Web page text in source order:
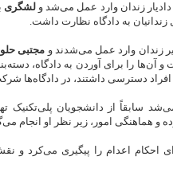
زندان وارد عمل می‌شد و لشگری
زندانیان به دادگاه نظارت داشت.
زندان وارد عمل می‌شدند و مجتبی
و آن‌ها را برای آوردن به دادگاه،
افراد دسترسی داشتند، در دادگاه‌ها
سابقاً از دانشجویان پلی‌تکنیک
و هماهنگی امور، زیر نظر او انجام
احکام اعدام را پیگیری می‌کرد و